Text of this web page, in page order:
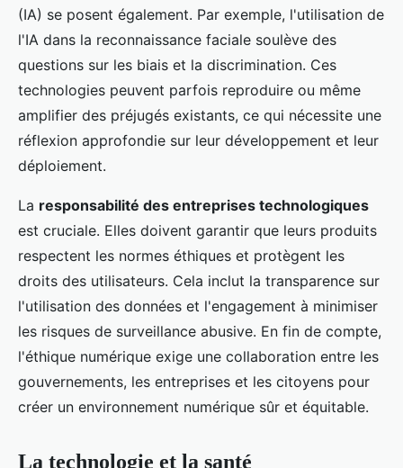
(IA) se posent également. Par exemple, l'utilisation de
l'IA dans la reconnaissance faciale soulève des
questions sur les biais et la discrimination. Ces
technologies peuvent parfois reproduire ou même
amplifier des préjugés existants, ce qui nécessite une
réflexion approfondie sur leur développement et leur
déploiement.
La responsabilité des entreprises technologiques
est cruciale. Elles doivent garantir que leurs produits
respectent les normes éthiques et protègent les
droits des utilisateurs. Cela inclut la transparence sur
l'utilisation des données et l'engagement à minimiser
les risques de surveillance abusive. En fin de compte,
l'éthique numérique exige une collaboration entre les
gouvernements, les entreprises et les citoyens pour
créer un environnement numérique sûr et équitable.
La technologie et la santé